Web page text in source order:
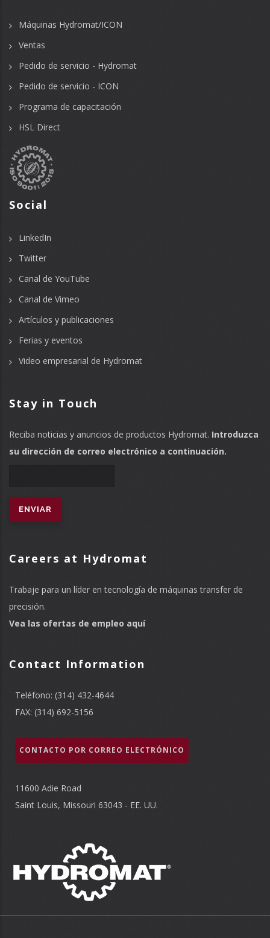
Máquinas Hydromat/ICON
Ventas
Pedido de servicio - Hydromat
Pedido de servicio - ICON
Programa de capacitación
HSL Direct
Social
LinkedIn
Twitter
Canal de YouTube
Canal de Vimeo
Artículos y publicaciones
Ferias y eventos
Video empresarial de Hydromat
Stay in Touch
Reciba noticias y anuncios de productos Hydromat. Introduzca
su dirección de correo electrónico a continuación.
Careers at Hydromat
Trabaje para un líder en tecnología de máquinas transfer de
precisión.
Vea las ofertas de empleo aquí
Contact Information
Teléfono: (314) 432-4644
FAX: (314) 692-5156
CONTACTO POR CORREO ELECTRÓNICO
11600 Adie Road
Saint Louis, Missouri 63043 - EE. UU.